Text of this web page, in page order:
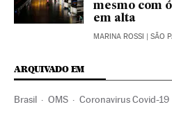
mesmo com
em alta
MARINA ROSSI | SÃO
ARQUIVADO EM
Brasil OMS Coronavirus Covid-19